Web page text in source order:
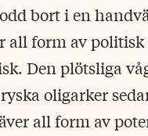
bort i en
all form av
Den plötsliga
oligarker
all form av